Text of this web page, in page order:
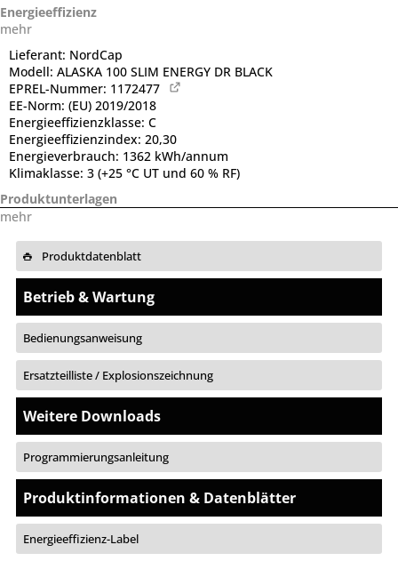
Energieeffizienz
mehr
Lieferant: NordCap
Modell: ALASKA 100 SLIM ENERGY DR BLACK
EPREL-Nummer: 1172477
EE-Norm: (EU) 2019/2018
Energieeffizienzklasse: C
Energieeffizienzindex: 20,30
Energieverbrauch: 1362 kWh/annum
Klimaklasse: 3 (+25 °C UT und 60 % RF)
Produktunterlagen
mehr
Produktdatenblatt
Betrieb & Wartung
Bedienungsanweisung
Ersatzteilliste / Explosionszeichnung
Weitere Downloads
Programmierungsanleitung
Produktinformationen & Datenblätter
Energieeffizienz-Label